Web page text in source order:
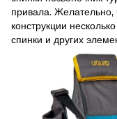
привала.
конструкции
спинки и других